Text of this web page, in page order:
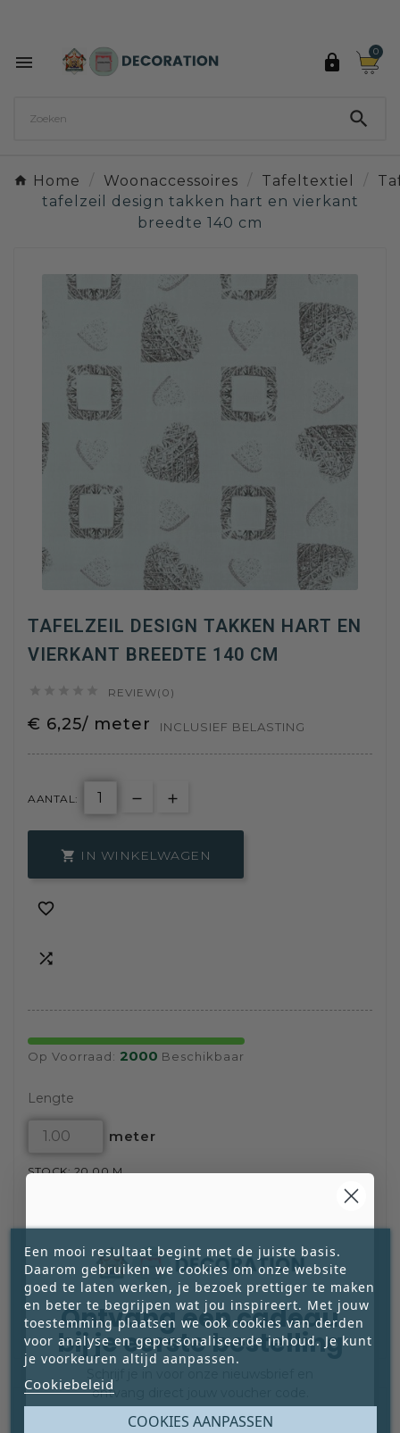
 
0

Home Woonaccessoires Tafeltextiel
tafelzeil design takken hart en vierkant
breedte 140 cm
TAFELZEIL DESIGN TAKKEN HART EN
VIERKANT BREEDTE 140 CM
REVIEW(0)
€ 6,25/ meter INCLUSIEF BELASTING
AANTAL:
 IN WINKELWAGEN


Op Voorraad: 2000 Beschikbaar
Lengte
meter
STOCK: 20.00 M
Veilig Betalen Met IDEAL | Wero,
PayPal, Bankoverschrijving Of ICS
Omschrijving
Een mooi resultaat begint met de juiste basis.
Daarom gebruiken we cookies om onze website
goed te laten werken, je bezoek prettiger te maken
en beter te begrijpen wat jou inspireert. Met jouw
toestemming plaatsen we ook cookies van derden
voor analyse en gepersonaliseerde inhoud. Je kunt
je voorkeuren altijd aanpassen.
Cookiebeleid
COOKIES AANPASSEN
Ontvang een cadeau
bij je eerste bestelling
ontvang direct jouw voucher code.